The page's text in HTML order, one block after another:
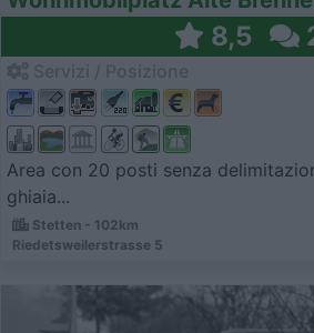
8,5
Area con 20 posti senza
ghiaia...
Stetten - 102km
Riedetsweilerstrasse 5